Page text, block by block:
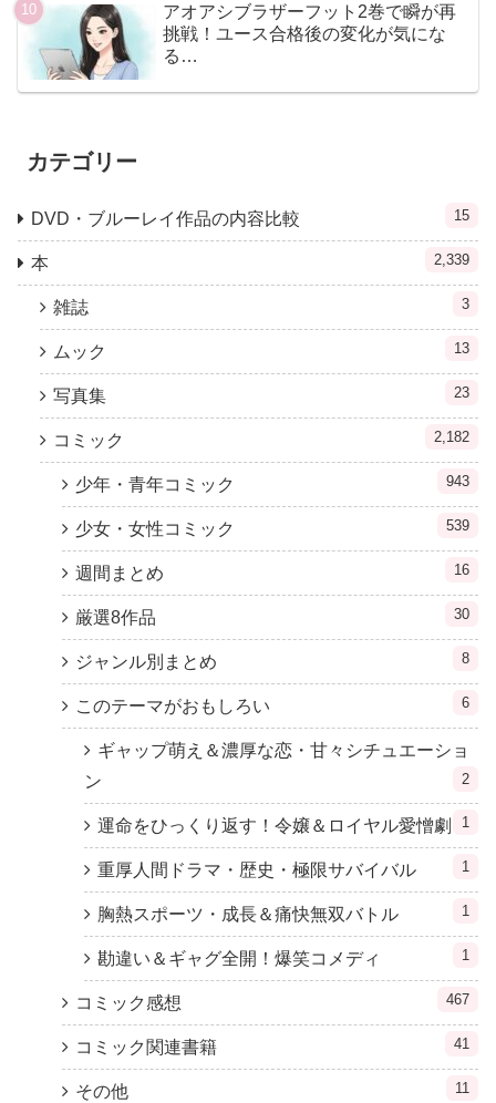
アオアシブラザーフット2巻で瞬が再
挑戦！ユース合格後の変化が気にな
る…
カテゴリー
DVD・ブルーレイ作品の内容比較 15
本 2,339
雑誌 3
ムック 13
写真集 23
コミック 2,182
少年・青年コミック 943
少女・女性コミック 539
週間まとめ 16
厳選8作品 30
ジャンル別まとめ 8
このテーマがおもしろい 6
ギャップ萌え＆濃厚な恋・甘々シチュエーショ
ン
2
運命をひっくり返す！令嬢＆ロイヤル愛憎劇 1
重厚人間ドラマ・歴史・極限サバイバル 1
胸熱スポーツ・成長＆痛快無双バトル 1
勘違い＆ギャグ全開！爆笑コメディ 1
コミック感想 467
コミック関連書籍 41
その他 11